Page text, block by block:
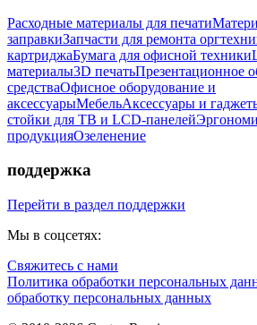
Расходные материалы для печати
заправкиЗапчасти для ремонта
картриджаБумага для офисной техники
материалы3D печатьПрезентационное
средстваОфисное оборудование и
аксессуарыМебельАксессуары и
стойки для ТВ и LCD-панелей
продукцияОзеленение
поддержка
Перейти в раздел поддержки
Мы в соцсетях:
Свяжитесь с нами
Политика обработки персональных
обработку персональных данных